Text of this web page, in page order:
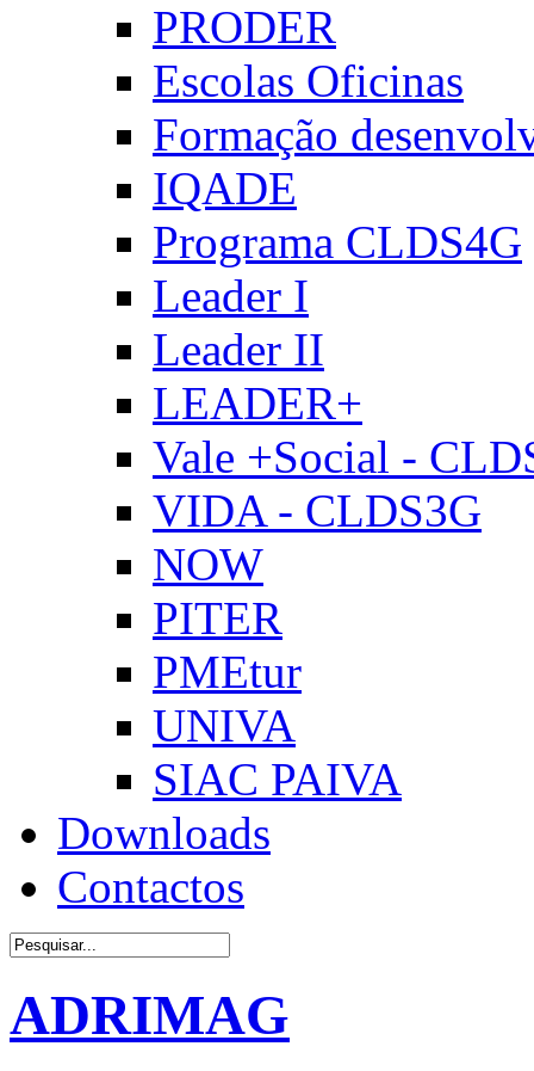
PRODER
Escolas Oficinas
Formação
IQADE
Programa CLDS4G
Leader I
Leader II
LEADER+
Vale +Social -
VIDA - CLDS3G
NOW
PITER
PMEtur
UNIVA
SIAC PAIVA
Downloads
Contactos
ADRIMAG